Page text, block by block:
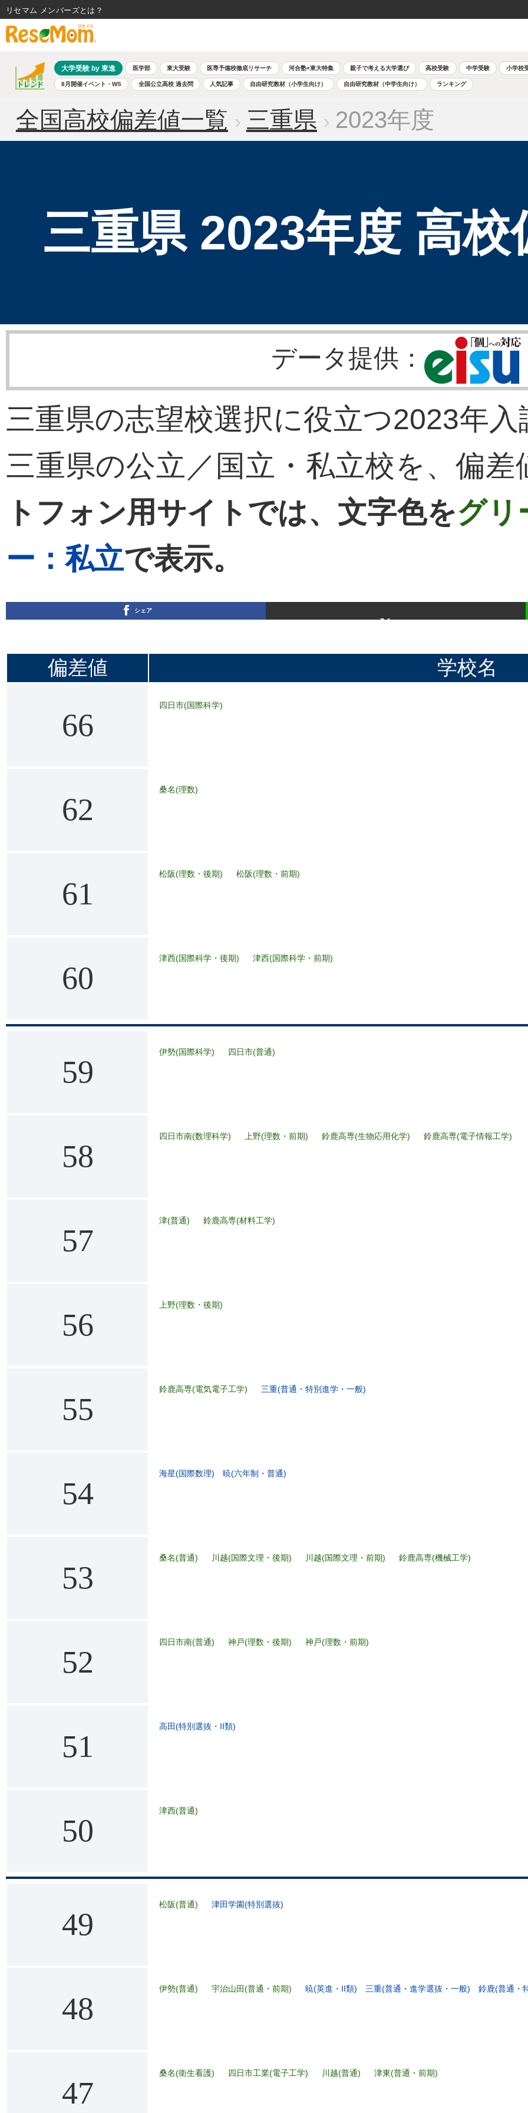
大学受験 by 東進 医学部 東大受験 医専予備校徹底リサーチ 河合塾×東大特集 親子で考える大学選び 高校受験 中学受験 小学校
8月開催イベント・WS 全国公立高校 過去問 人気記事 自由研究教材（小学生向け） 自由研究教材（中学生向け） ランキング
全国高校偏差値一覧 三重県 2023年度
三重県 2023年度 高校
データ提供：
三重県の志望校選択に役立つ2023年
三重県の公立／国立・私立校を、偏差
トフォン用サイトでは、文字色をグリ
ー：私立で表示。
シェア
偏差値 学校名
66
四日市(国際科学)
62
桑名(理数)
61
松阪(理数・後期) 松阪(理数・前期)
60
津西(国際科学・後期) 津西(国際科学・前期)
59
伊勢(国際科学) 四日市(普通)
58
四日市南(数理科学) 上野(理数・前期) 鈴鹿高専(生物応用化学) 鈴鹿高専(電子情報工学)
57
津(普通) 鈴鹿高専(材料工学)
56
上野(理数・後期)
55
鈴鹿高専(電気電子工学) 三重(普通・特別進学・一般)
54
海星(国際数理) 暁(六年制・普通)
53
桑名(普通) 川越(国際文理・後期) 川越(国際文理・前期) 鈴鹿高専(機械工学)
52
四日市南(普通) 神戸(理数・後期) 神戸(理数・前期)
51
高田(特別選抜・II類)
50
津西(普通)
49
松阪(普通) 津田学園(特別選抜)
48
伊勢(普通) 宇治山田(普通・前期) 暁(英進・II類) 三重(普通・進学選抜・一般) 鈴鹿(普通・
47
桑名(衛生看護) 四日市工業(電子工学) 川越(普通) 津東(普通・前期)
リセマム メンバーズ